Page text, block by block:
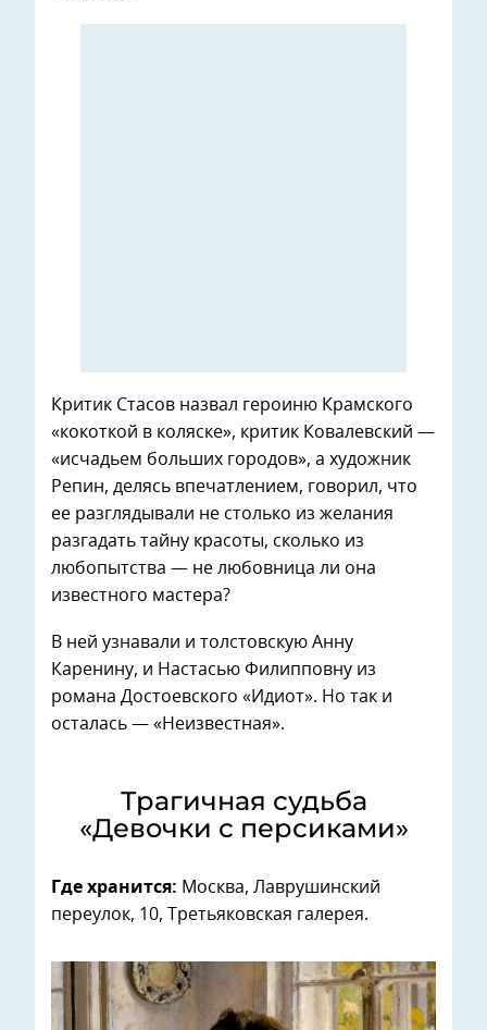
Критик Стасов назвал героиню Крамского
«кокоткой в коляске», критик Ковалевский —
«исчадьем больших городов», а художник
Репин, делясь впечатлением, говорил, что
ее разглядывали не столько из желания
разгадать тайну красоты, сколько из
любопытства — не любовница ли она
известного мастера?
В ней узнавали и толстовскую Анну
Каренину, и Настасью Филипповну из
романа Достоевского «Идиот». Но так и
осталась — «Неизвестная».
Трагичная судьба
«Девочки с персиками»
Где хранится: Москва, Лаврушинский
переулок, 10, Третьяковская галерея.